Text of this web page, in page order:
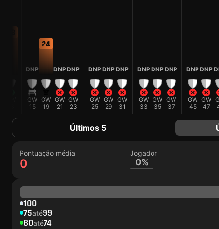
DNP
GW
15
24
GW
19
DNP
GW
21
DNP
GW
23
DNP
GW
25
DNP
GW
29
DNP
GW
31
DNP
GW
33
DNP
GW
35
DNP
GW
37
DNP
GW
45
DNP
GW
47
Últimos 5
Pontuação média
0
Jogador
0%
100
75até99
60até74